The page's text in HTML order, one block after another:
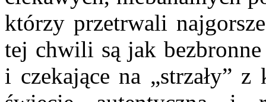
którzy przetrwali
tej chwili są jak
i czekające na „strzały”